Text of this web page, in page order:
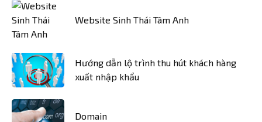
Website Sinh Thái Tâm Anh
Hướng dẫn lộ trình thu hút khách hàng
xuất nhập khẩu
Domain